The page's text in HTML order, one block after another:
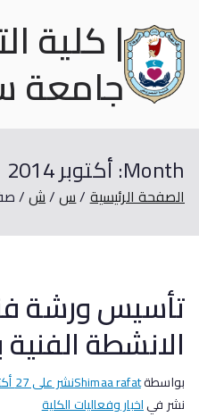
| كلية
جامعة
Month: أكتوبر 2014
الصفحة الرئيسية س ش
تأسيس ورشة
الانشطة
بواسطةShimaa rafatنشر على27 أكتوبر, 2014
نشر فياخبار وفعاليات الكلية